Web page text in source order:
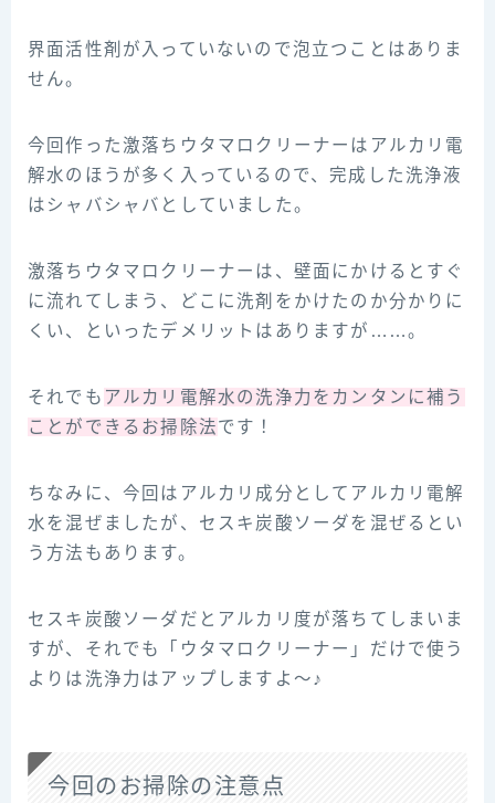
界面活性剤が入っていないので泡立つことはありま
せん。
今回作った激落ちウタマロクリーナーはアルカリ電
解水のほうが多く入っているので、完成した洗浄液
はシャバシャバとしていました。
激落ちウタマロクリーナーは、壁面にかけるとすぐ
に流れてしまう、どこに洗剤をかけたのか分かりに
くい、といったデメリットはありますが……。
それでも アルカリ電解水の洗浄力をカンタンに補う
ことができるお掃除法です！
ちなみに、今回はアルカリ成分としてアルカリ電解
水を混ぜましたが、セスキ炭酸ソーダを混ぜるとい
う方法もあります。
セスキ炭酸ソーダだとアルカリ度が落ちてしまいま
すが、それでも「ウタマロクリーナー」だけで使う
よりは洗浄力はアップしますよ～♪
今回のお掃除の注意点